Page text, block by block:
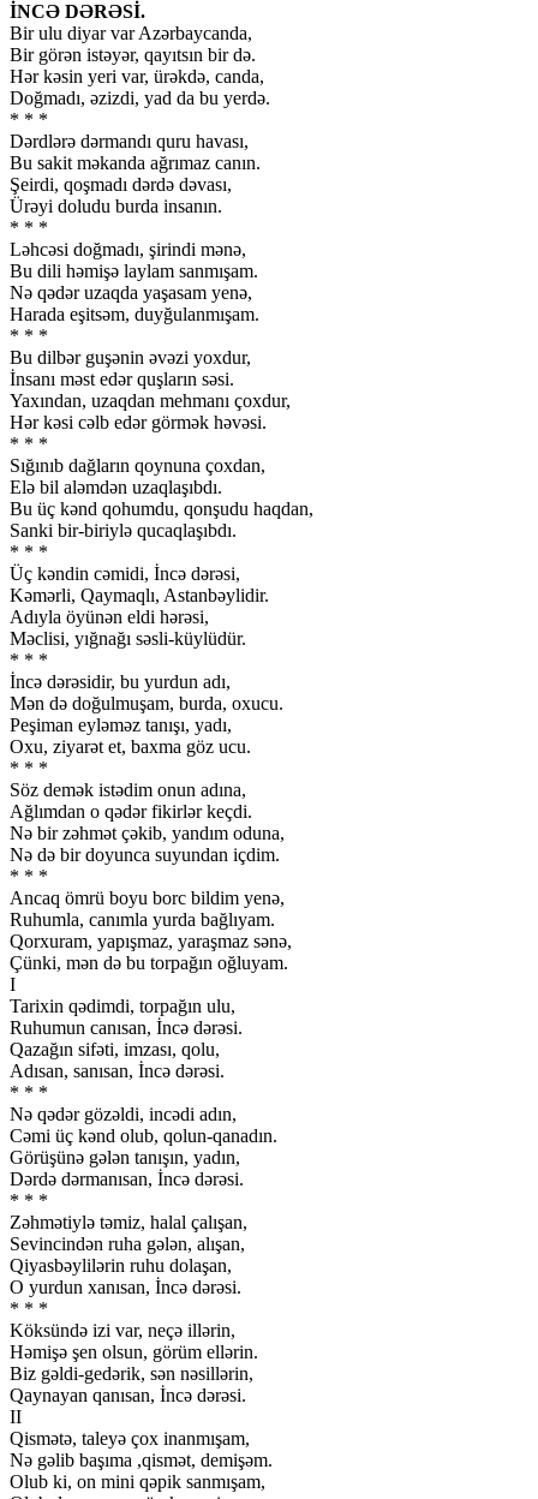
İNCƏ DƏRƏSİ.
Bir ulu diyar var Azərbaycanda,
Bir görən istəyər, qayıtsın bir də.
Hər kəsin yeri var, ürəkdə, canda,
Doğmadı, əzizdi, yad da bu yerdə.
* * *
Dərdlərə dərmandı quru havası,
Bu sakit məkanda ağrımaz canın.
Şeirdi, qoşmadı dərdə dəvası,
Ürəyi doludu burda insanın.
* * *
Ləhcəsi doğmadı, şirindi mənə,
Bu dili həmişə laylam sanmışam.
Nə qədər uzaqda yaşasam yenə,
Harada eşitsəm, duyğulanmışam.
* * *
Bu dilbər guşənin əvəzi yoxdur,
İnsanı məst edər quşların səsi.
Yaxından, uzaqdan mehmanı çoxdur,
Hər kəsi cəlb edər görmək həvəsi.
* * *
Sığınıb dağların qoynuna çoxdan,
Elə bil aləmdən uzaqlaşıbdı.
Bu üç kənd qohumdu, qonşudu haqdan,
Sanki bir-biriylə qucaqlaşıbdı.
* * *
Üç kəndin cəmidi, İncə dərəsi,
Kəmərli, Qaymaqlı, Astanbəylidir.
Adıyla öyünən eldi hərəsi,
Məclisi, yığnağı səsli-küylüdür.
* * *
İncə dərəsidir, bu yurdun adı,
Mən də doğulmuşam, burda, oxucu.
Peşiman eyləməz tanışı, yadı,
Oxu, ziyarət et, baxma göz ucu.
* * *
Söz demək istədim onun adına,
Ağlımdan o qədər fikirlər keçdi.
Nə bir zəhmət çəkib, yandım oduna,
Nə də bir doyunca suyundan içdim.
* * *
Ancaq ömrü boyu borc bildim yenə,
Ruhumla, canımla yurda bağlıyam.
Qorxuram, yapışmaz, yaraşmaz sənə,
Çünki, mən də bu torpağın oğluyam.
I
Tarixin qədimdi, torpağın ulu,
Ruhumun canısan, İncə dərəsi.
Qazağın sifəti, imzası, qolu,
Adısan, sanısan, İncə dərəsi.
* * *
Nə qədər gözəldi, incədi adın,
Cəmi üç kənd olub, qolun-qanadın.
Görüşünə gələn tanışın, yadın,
Dərdə dərmanısan, İncə dərəsi.
* * *
Zəhmətiylə təmiz, halal çalışan,
Sevincindən ruha gələn, alışan,
Qiyasbəylilərin ruhu dolaşan,
O yurdun xanısan, İncə dərəsi.
* * *
Köksündə izi var, neçə illərin,
Həmişə şen olsun, görüm ellərin.
Biz gəldi-gedərik, sən nəsillərin,
Qaynayan qanısan, İncə dərəsi.
II
Qismətə, taleyə çox inanmışam,
Nə gəlib başıma ,qismət, demişəm.
Olub ki, on mini qəpik sanmışam,